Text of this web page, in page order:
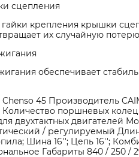
сцепления
крепления крышки
их случайную
обеспечивает
45 Производитель
поршневых колец
двухтактных двигателей
/ регулируемый
Шина 16''; Цепь 16'';
Габариты 840 / 250 /